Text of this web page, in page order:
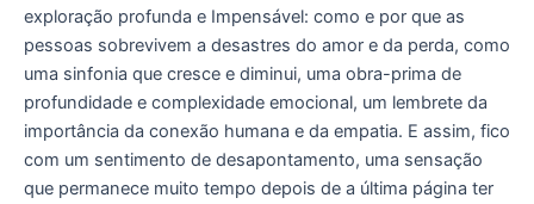
exploração profunda e Impensável: como e por que as
pessoas sobrevivem a desastres do amor e da perda, como
uma sinfonia que cresce e diminui, uma obra-prima de
profundidade e complexidade emocional, um lembrete da
importância da conexão humana e da empatia. E assim, fico
com um sentimento de desapontamento, uma sensação
que permanece muito tempo depois de a última página ter